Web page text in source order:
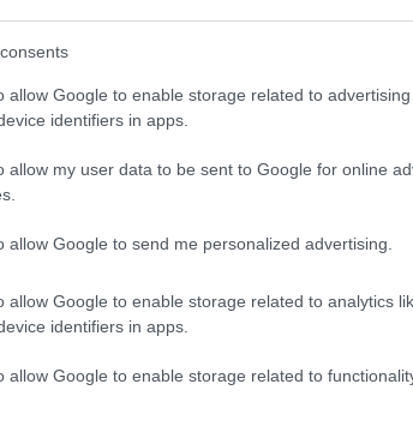
allow Google to enable storage related to
identifiers in apps.
allow my user data to be sent to Google for online
allow Google to send me personalized advertising.
allow Google to enable storage related to analytics
identifiers in apps.
allow Google to enable storage related to
cambia, muta, e ricambia ancora
I
i refrigeratori ed i condizionatori.